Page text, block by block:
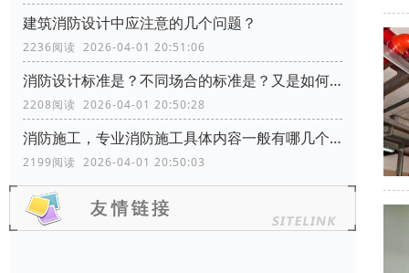
建筑消防设计中应注意的几个问题？
2236阅读 2026-04-01 20:51:06
消防设计标准是？不同场合的标准是？又是如何分类的？
2208阅读 2026-04-01 20:50:28
消防施工，专业消防施工具体内容一般有哪几个方面？
2199阅读 2026-04-01 20:50:03